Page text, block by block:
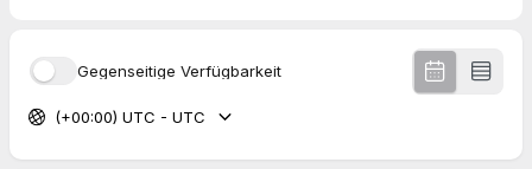
Gegenseitige Verfügbarkeit
(+00:00) UTC - UTC